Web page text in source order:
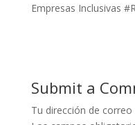
Submit a
Tu dirección de